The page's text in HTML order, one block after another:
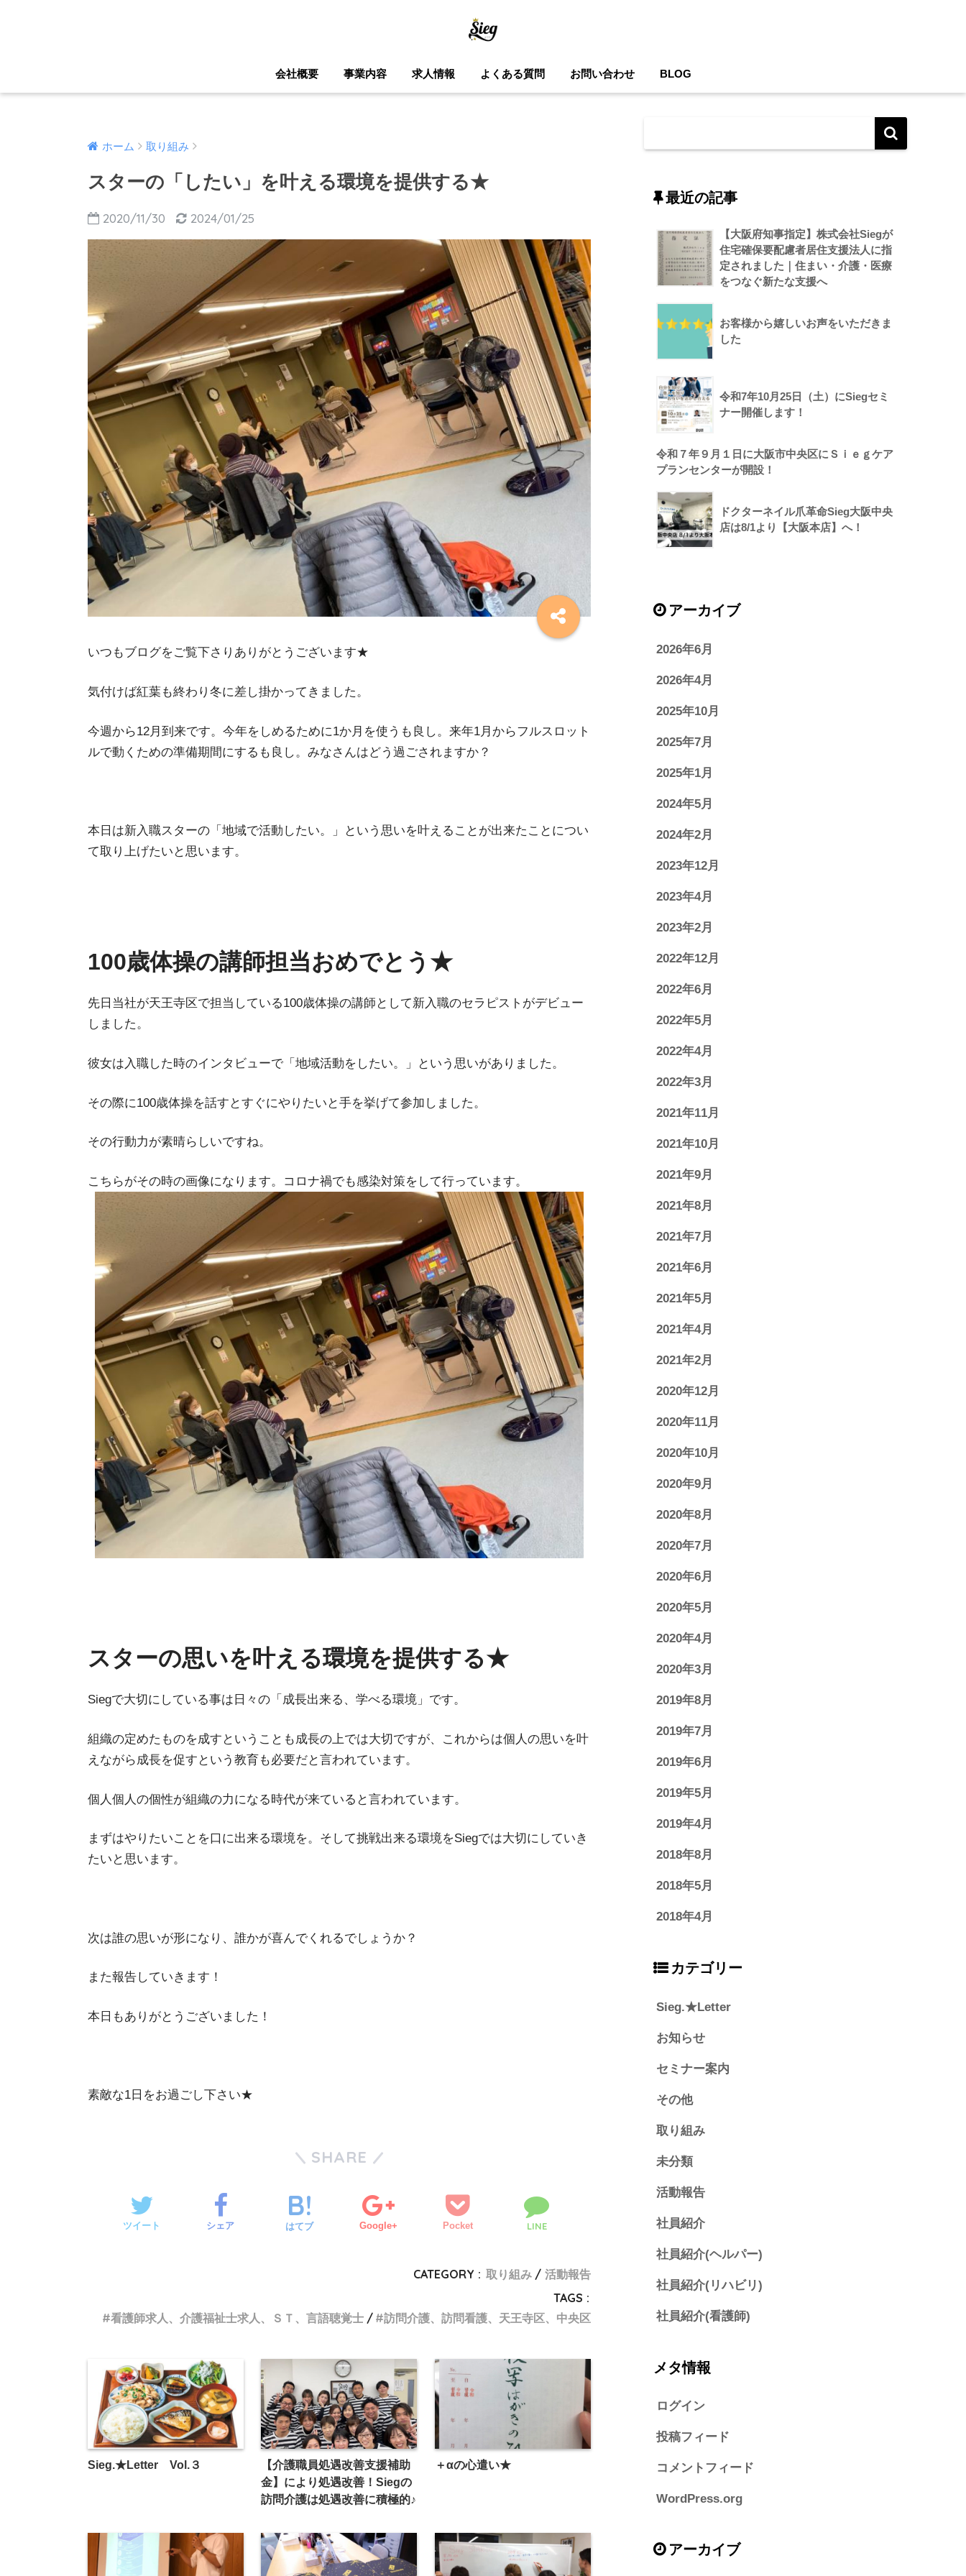
会社概要 事業内容 求人情報 よくある質問 お問い合わせ BLOG
ホーム 取り組み
スターの「したい」を叶える環境を提供する★
2020/11/30 2024/01/25
いつもブログをご覧下さりありがとうございます★
気付けば紅葉も終わり冬に差し掛かってきました。
今週から12月到来です。今年をしめるために1か月を使うも良し。来年1月からフルスロット
ルで動くための準備期間にするも良し。みなさんはどう過ごされますか？
本日は新入職スターの「地域で活動したい。」という思いを叶えることが出来たことについ
て取り上げたいと思います。
100歳体操の講師担当おめでとう★
先日当社が天王寺区で担当している100歳体操の講師として新入職のセラピストがデビュー
しました。
彼女は入職した時のインタビューで「地域活動をしたい。」という思いがありました。
その際に100歳体操を話すとすぐにやりたいと手を挙げて参加しました。
その行動力が素晴らしいですね。
こちらがその時の画像になります。コロナ禍でも感染対策をして行っています。
スターの思いを叶える環境を提供する★
Siegで大切にしている事は日々の「成長出来る、学べる環境」です。
組織の定めたものを成すということも成長の上では大切ですが、これからは個人の思いを叶
えながら成長を促すという教育も必要だと言われています。
個人個人の個性が組織の力になる時代が来ていると言われています。
まずはやりたいことを口に出来る環境を。そして挑戦出来る環境をSiegでは大切にしていき
たいと思います。
次は誰の思いが形になり、誰かが喜んでくれるでしょうか？
また報告していきます！
本日もありがとうございました！
素敵な1日をお過ごし下さい★
SHARE
ツイート シェア はてブ Google+ Pocket LINE
CATEGORY : 取り組み
活動報告
TAGS :
看護師求人、介護福祉士求人、ＳＴ、言語聴覚士
訪問介護、訪問看護、天王寺区、中央区
Sieg.★Letter Vol.３
【介護職員処遇改善支援補助
金】により処遇改善！Siegの
訪問介護は処遇改善に積極的♪
＋αの心遣い★
最近の記事
【大阪府知事指定】株式会社Siegが
住宅確保要配慮者居住支援法人に指
定されました｜住まい・介護・医療
をつなぐ新たな支援へ
お客様から嬉しいお声をいただきま
した
令和7年10月25日（土）にSiegセミ
ナー開催します！
令和７年９月１日に大阪市中央区にＳｉｅｇケア
プランセンターが開設！
ドクターネイル爪革命Sieg大阪中央
店は8/1より【大阪本店】へ！
アーカイブ
2026年6月
2026年4月
2025年10月
2025年7月
2025年1月
2024年5月
2024年2月
2023年12月
2023年4月
2023年2月
2022年12月
2022年6月
2022年5月
2022年4月
2022年3月
2021年11月
2021年10月
2021年9月
2021年8月
2021年7月
2021年6月
2021年5月
2021年4月
2021年2月
2020年12月
2020年11月
2020年10月
2020年9月
2020年8月
2020年7月
2020年6月
2020年5月
2020年4月
2020年3月
2019年8月
2019年7月
2019年6月
2019年5月
2019年4月
2018年8月
2018年5月
2018年4月
カテゴリー
Sieg.★Letter
お知らせ
セミナー案内
その他
取り組み
未分類
活動報告
社員紹介
社員紹介(ヘルパー)
社員紹介(リハビリ)
社員紹介(看護師)
メタ情報
ログイン
投稿フィード
コメントフィード
WordPress.org
アーカイブ